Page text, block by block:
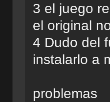
3 el juego
el original
4 Dudo del
instalarlo a
problemas